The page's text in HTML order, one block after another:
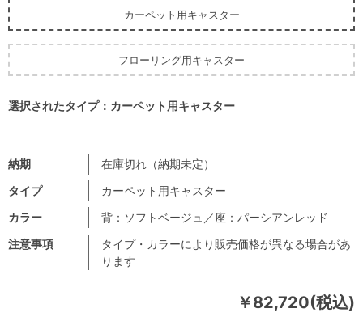
￥82,720(税込)
注意事項
タイプ・カラーにより販売価格が異なる場合があ
ります
納期
在庫切れ（納期未定）
タイプ
カーペット用キャスター
カラー
背：ソフトベージュ／座：パーシアンレッド
カーペット用キャスター
フローリング用キャスター
選択されたタイプ：カーペット用キャスター